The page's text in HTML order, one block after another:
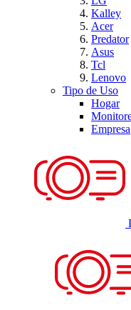
Kalley
Acer
Predator
Asus
Tcl
Lenovo
Tipo de Uso
Hogar
Empresa